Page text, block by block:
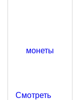
Смотреть